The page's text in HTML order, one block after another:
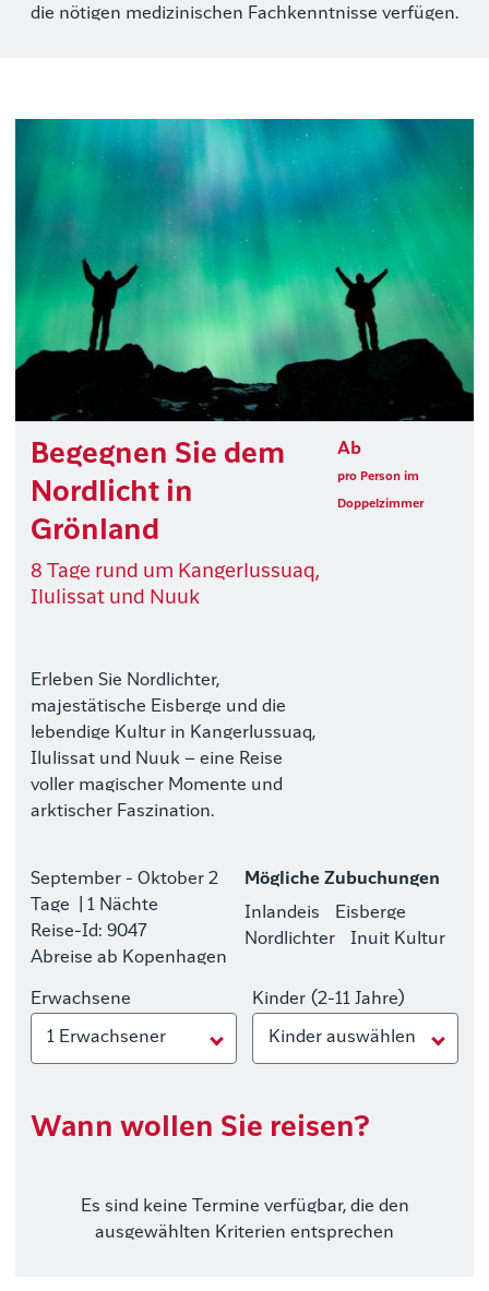
die nötigen medizinischen Fachkenntnisse verfügen.
Begegnen Sie dem
Nordlicht in
Grönland
8 Tage rund um Kangerlussuaq,
Ilulissat und Nuuk
Erleben Sie Nordlichter,
majestätische Eisberge und die
lebendige Kultur in Kangerlussuaq,
Ilulissat und Nuuk – eine Reise
voller magischer Momente und
arktischer Faszination.
Ab
pro Person im
Doppelzimmer
September - Oktober 2
Tage
| 1 Nächte
Reise-Id: 9047
Abreise ab Kopenhagen
Mögliche Zubuchungen
Inlandeis
Eisberge
Nordlichter
Inuit Kultur
Erwachsene
1 Erwachsener
Kinder (2-11 Jahre)
Kinder auswählen
Wann wollen Sie reisen?
Es sind keine Termine verfügbar, die den
ausgewählten Kriterien entsprechen